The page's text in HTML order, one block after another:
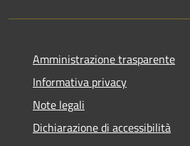
Amministrazione trasparente
Informativa privacy
Note legali
Dichiarazione di accessibilità